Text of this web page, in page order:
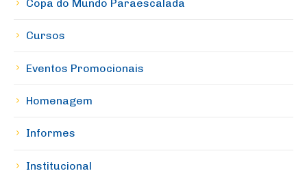
Copa do Mundo Paraescalada
Cursos
Eventos Promocionais
Homenagem
Informes
Institucional